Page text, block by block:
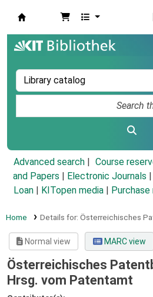
Advanced search Course
and Papers
Electronic Journals
Loan
KITopen media Purchase
Home Details for: Österreichisches
Normal view MARC view
Österreichisches
Hrsg. vom Patentamt